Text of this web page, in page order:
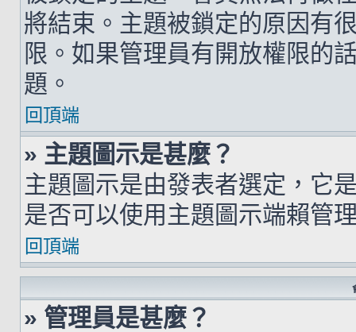
將結束。主題被鎖定的原因有
限。如果管理員有開放權限的
題。
回頂端
» 主題圖示是甚麼？
主題圖示是由發表者選定，它
是否可以使用主題圖示端賴管
回頂端
» 管理員是甚麼？